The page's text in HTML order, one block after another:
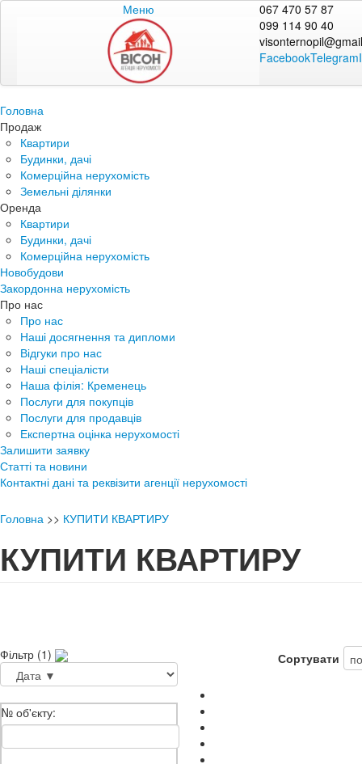
Меню
067 470 57 87
099 114 90 40
FacebookTelegram
Головна
Продаж
Квартири
Будинки, дачі
Комерційна нерухомість
Земельні ділянки
Оренда
Квартири
Будинки, дачі
Комерційна нерухомість
Новобудови
Закордонна нерухомість
Про нас
Про нас
Наші досягнення та дипломи
Відгуки про нас
Наші спеціалісти
Наша філія: Кременець
Послуги для покупців
Послуги для продавців
Експертна оцінка нерухомості
Залишити заявку
Статті та новини
Контактні дані та реквізити агенції нерухомості
Головна >> КУПИТИ КВАРТИРУ
КУПИТИ КВАРТИРУ
Фільтр (1)
№ об'єкту:
Сортувати